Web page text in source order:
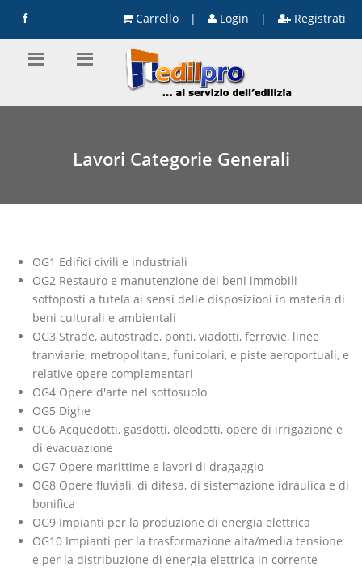
Carrello | Login | Registrati
Lavori Categorie Generali
OG1 Edifici civili e industriali
OG2 Restauro e manutenzione dei beni immobili
sottoposti a tutela ai sensi delle disposizioni in materia di
beni culturali e ambientali
OG3 Strade, autostrade, ponti, viadotti, ferrovie, linee
tranviarie, metropolitane, funicolari, e piste aeroportuali, e
relative opere complementari
OG4 Opere d'arte nel sottosuolo
OG5 Dighe
OG6 Acquedotti, gasdotti, oleodotti, opere di irrigazione e
di evacuazione
OG7 Opere marittime e lavori di dragaggio
OG8 Opere fluviali, di difesa, di sistemazione idraulica e di
bonifica
OG9 Impianti per la produzione di energia elettrica
OG10 Impianti per la trasformazione alta/media tensione
e per la distribuzione di energia elettrica in corrente